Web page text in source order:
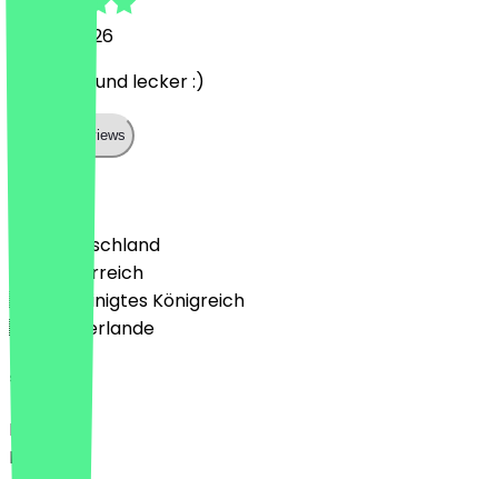
19. Juni 2026
Sehr nett und lecker :)
Show all reviews
🇩🇪 Deutschland
🇦🇹 Österreich
🇬🇧 Vereinigtes Königreich
🇳🇱 Niederlande
Sprache
Deutsch
English